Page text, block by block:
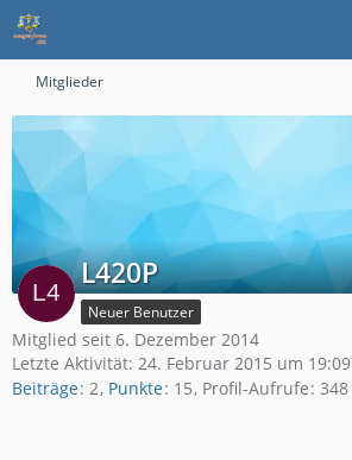
Mitglieder
L420P
Neuer Benutzer
Mitglied seit 6. Dezember 2014
Letzte Aktivität: 24. Februar 2015 um 19:09
Beiträge 2 Punkte 15 Profil-Aufrufe 348